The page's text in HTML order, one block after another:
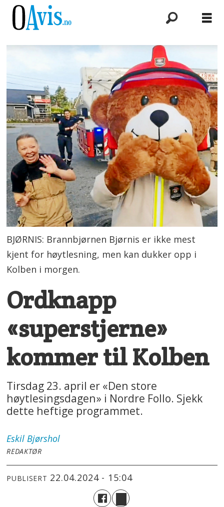
BJØRNIS: Brannbjørnen Bjørnis er ikke mest
kjent for høytlesning, men kan dukker opp i
Kolben i morgen.
Ordknapp
«superstjerne»
kommer til Kolben
Tirsdag 23. april er «Den store
høytlesingsdagen» i Nordre Follo. Sjekk
dette heftige programmet.
Eskil Bjørshol
REDAKTØR
PUBLISERT 22.04.2024 - 15:04